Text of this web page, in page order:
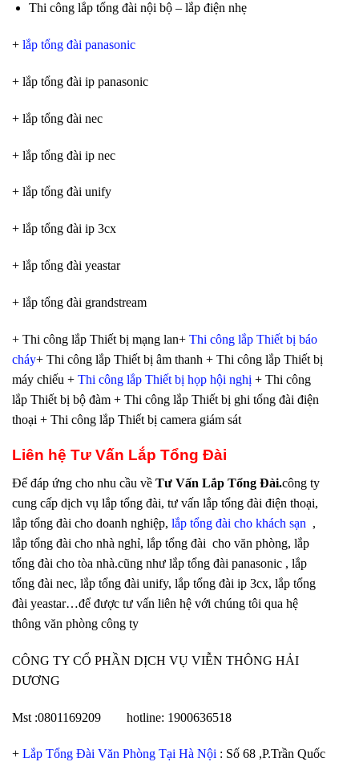
Thi công lắp tổng đài nội bộ – lắp điện nhẹ
+ lắp tổng đài panasonic
+ lắp tổng đài ip panasonic
+ lắp tổng đài nec
+ lắp tổng đài ip nec
+ lắp tổng đài unify
+ lắp tổng đài ip 3cx
+ lắp tổng đài yeastar
+ lắp tổng đài grandstream
+ Thi công lắp Thiết bị mạng lan+ Thi công lắp Thiết bị báo
cháy+ Thi công lắp Thiết bị âm thanh + Thi công lắp Thiết bị
máy chiếu + Thi công lắp Thiết bị họp hội nghị + Thi công
lắp Thiết bị bộ đàm + Thi công lắp Thiết bị ghi tổng đài điện
thoại + Thi công lắp Thiết bị camera giám sát
Liên hệ Tư Vấn Lắp Tổng Đài
Để đáp ứng cho nhu cầu về Tư Vấn Lắp Tổng Đài.công ty
cung cấp dịch vụ lắp tổng đài, tư vấn lắp tổng đài điện thoại,
lắp tổng đài cho doanh nghiệp, lắp tổng đài cho khách sạn ,
lắp tổng đài cho nhà nghỉ, lắp tổng đài cho văn phòng, lắp
tổng đài cho tòa nhà.cũng như lắp tổng đài panasonic , lắp
tổng đài nec, lắp tổng đài unify, lắp tổng đài ip 3cx, lắp tổng
đài yeastar…để được tư vấn liên hệ với chúng tôi qua hệ
thông văn phòng công ty
CÔNG TY CỔ PHẦN DỊCH VỤ VIỄN THÔNG HẢI
DƯƠNG
Mst :0801169209 hotline: 1900636518
+ Lắp Tổng Đài Văn Phòng Tại Hà Nội : Số 68 ,P.Trần Quốc